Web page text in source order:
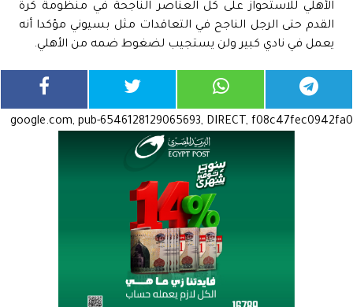
الأهلي للاستحواز على كل العناصر الناجحة في منظومة كرة
القدم حتى الرجل الناجح في التعاقدات مثل بسيوني مؤكدا أنه
يعمل في نادي كبير ولن يستجيب لضغوط ضمه من الأهلي.
google.com, pub-6546128129065693, DIRECT, f08c47fec0942fa0